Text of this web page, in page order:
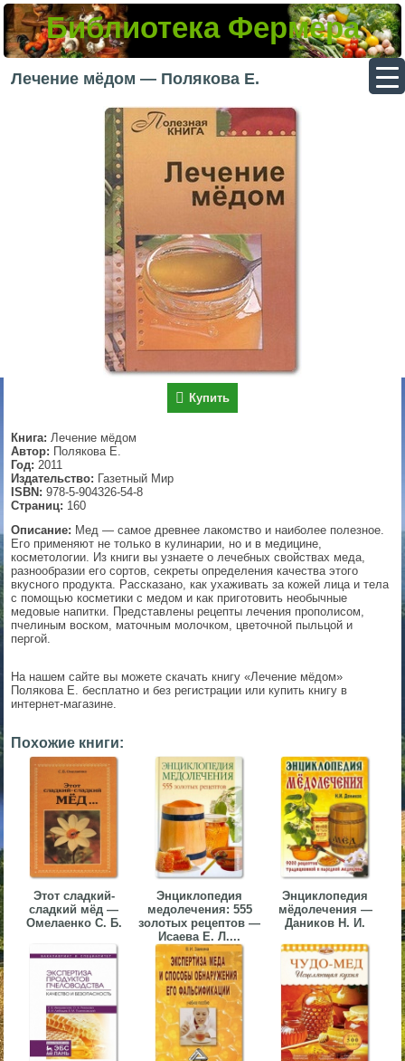
Библиотека Фермера
Лечение мёдом — Полякова Е.
Купить
Книга: Лечение мёдом
Автор: Полякова Е.
Год: 2011
Издательство: Газетный Мир
ISBN: 978-5-904326-54-8
Страниц: 160
Описание: Мед — самое древнее лакомство и наиболее полезное.
Его применяют не только в кулинарии, но и в медицине,
косметологии. Из книги вы узнаете о лечебных свойствах меда,
разнообразии его сортов, секреты определения качества этого
вкусного продукта. Рассказано, как ухаживать за кожей лица и тела
с помощью косметики с медом и как приготовить необычные
медовые напитки. Представлены рецепты лечения прополисом,
пчелиным воском, маточным молочком, цветочной пыльцой и
пергой.
На нашем сайте вы можете скачать книгу «Лечение мёдом»
Полякова Е. бесплатно и без регистрации или купить книгу в
интернет-магазине.
Похожие книги:
Этот сладкий-
сладкий мёд —
Омелаенко С. Б.
Энциклопедия
медолечения: 555
золотых рецептов —
Исаева Е. Л....
Энциклопедия
мёдолечения —
Даников Н. И.
▼
▼
▼
▼
▼
▼